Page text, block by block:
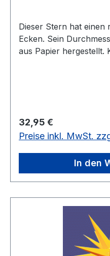
Dieser Stern hat einen
Ecken. Sein
aus Papier hergestellt.
Regulärer Preis:
32,95 €
Preise inkl. MwSt.
In den